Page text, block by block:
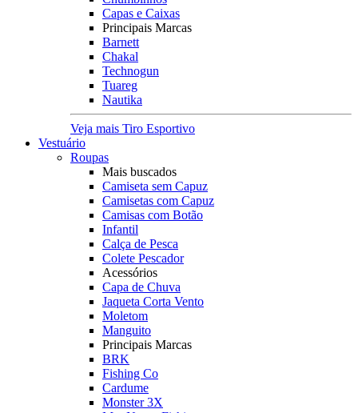
Capas e Caixas
Principais Marcas
Barnett
Chakal
Technogun
Tuareg
Nautika
Veja mais Tiro Esportivo
Vestuário
Roupas
Mais buscados
Camiseta sem Capuz
Camisetas com Capuz
Camisas com Botão
Infantil
Calça de Pesca
Colete Pescador
Acessórios
Capa de Chuva
Jaqueta Corta Vento
Moletom
Manguito
Principais Marcas
BRK
Fishing Co
Cardume
Monster 3X